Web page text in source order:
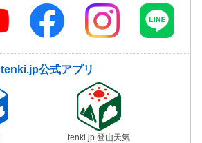
tenki.jp公式アプリ
tenki.jp 登山天気